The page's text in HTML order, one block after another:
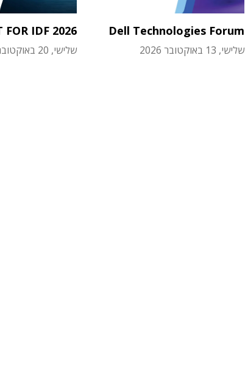
Dell Technologies Forum
שלישי, 13 באוקטובר 2026
FOR IDF 2026
שלישי, 20 באוקטובר 2026